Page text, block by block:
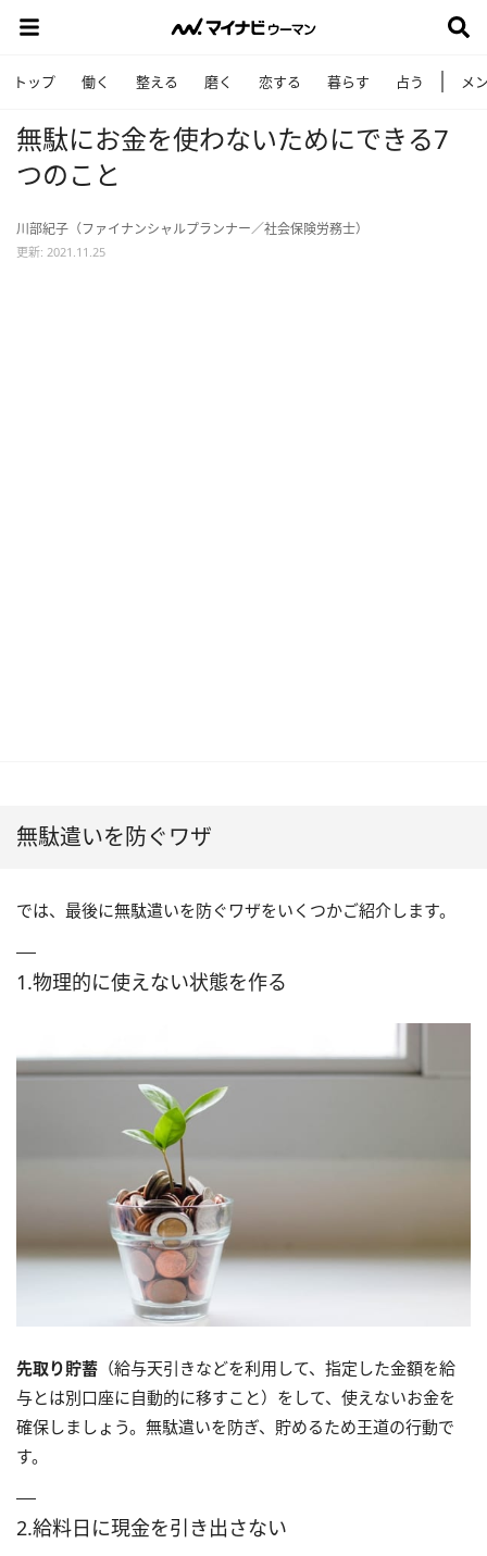
トップ 働く 整える 磨く 恋する 暮らす 占う メ
無駄にお金を使わないためにできる7
つのこと
川部紀子（ファイナンシャルプランナー／社会保険労務士）
更新: 2021.11.25
無駄遣いを防ぐワザ
では、最後に無駄遣いを防ぐワザをいくつかご紹介します。
1.物理的に使えない状態を作る
先取り貯蓄 （給与天引きなどを利用して、指定した金額を給
与とは別口座に自動的に移すこと）をして、使えないお金を
確保しましょう。無駄遣いを防ぎ、貯めるため王道の行動で
す。
2.給料日に現金を引き出さない